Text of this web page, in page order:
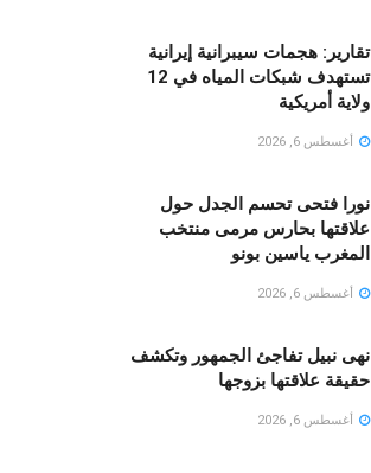
تقارير: هجمات سيبرانية إيرانية
تستهدف شبكات المياه في 12
ولاية أمريكية
أغسطس 6, 2026
نورا فتحى تحسم الجدل حول
علاقتها بحارس مرمى منتخب
المغرب ياسين بونو ‏
أغسطس 6, 2026
نهى نبيل تفاجئ الجمهور وتكشف
حقيقة علاقتها بزوجها
أغسطس 6, 2026